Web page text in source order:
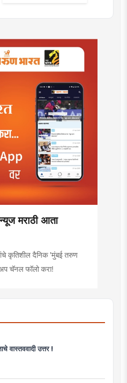
मराठी आता
कृतिशील दैनिक 'मुंबई तरुण
चॅनल फॉलो करा!
वास्तववादी उत्तर !